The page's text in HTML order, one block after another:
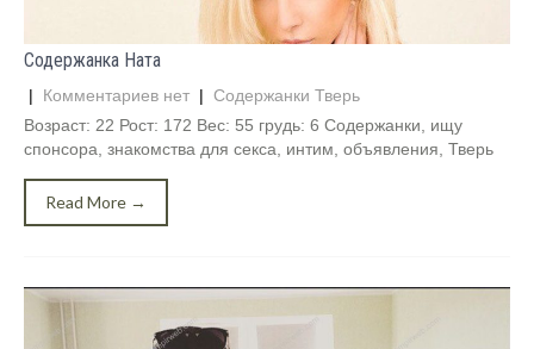
Содержанка Ната
| Комментариев нет | Содержанки Тверь
Возраст: 22 Рост: 172 Вес: 55 грудь: 6 Содержанки, ищу
спонсора, знакомства для секса, интим, объявления, Тверь
Read More →